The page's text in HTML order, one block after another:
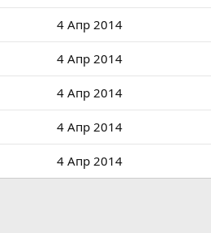
4 Апр 2014
4 Апр 2014
4 Апр 2014
4 Апр 2014
4 Апр 2014